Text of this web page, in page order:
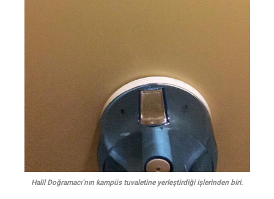
Halil Doğramacı’nın kampüs tuvaletine yerleştirdiği işlerinden biri.